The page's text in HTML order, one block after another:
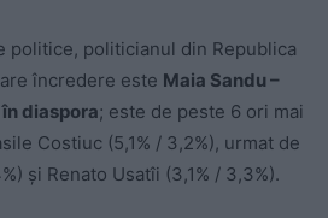
politice, politicianul din Republica
încredere este Maia Sandu –
diaspora; este de peste 6 ori mai
Costiuc (5,1% / 3,2%), urmat de
și Renato Usatîi (3,1% / 3,3%).